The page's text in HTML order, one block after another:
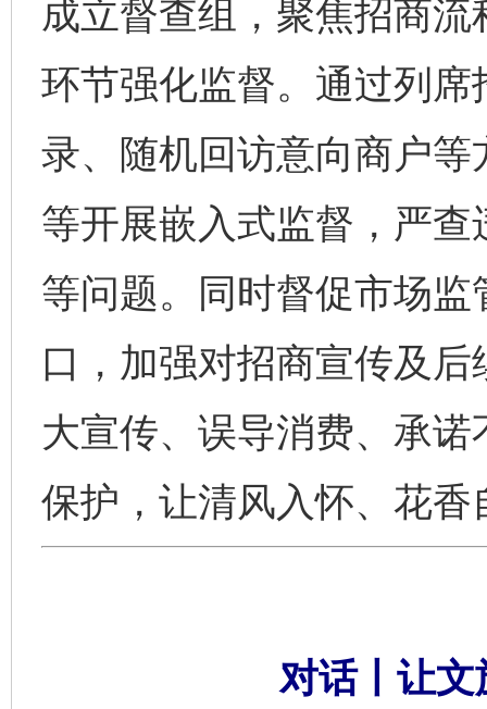
成立督查组，聚焦招商
环节强化监督。通过列
录、随机回访意向商户
等开展嵌入式监督，严
等问题。同时督促市场
口，加强对招商宣传及
大宣传、误导消费、承
保护，让清风入怀、花香
对话丨让文